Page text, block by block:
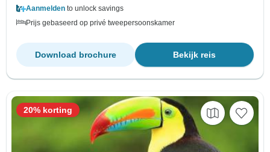
Aanmelden to unlock savings
Prijs gebaseerd op privé tweepersoonskamer
Bekijk reis
Download brochure
20% korting